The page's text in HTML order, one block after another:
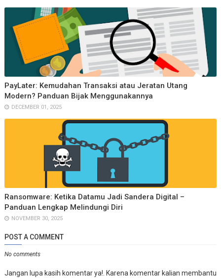
PayLater: Kemudahan Transaksi atau Jeratan Utang
Modern? Panduan Bijak Menggunakannya
DECEMBER 01, 2025
Ransomware: Ketika Datamu Jadi Sandera Digital –
Panduan Lengkap Melindungi Diri
NOVEMBER 30, 2025
POST A COMMENT
No comments
Jangan lupa kasih komentar ya!. Karena komentar kalian membantu